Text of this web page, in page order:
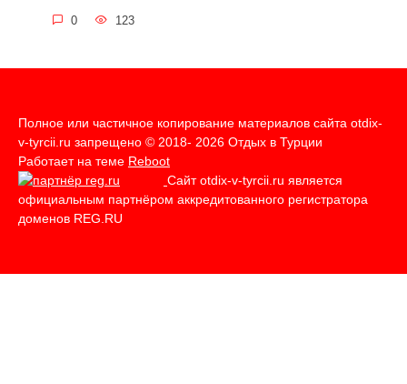
0 123
Полное или частичное копирование материалов сайта otdix-
v-tyrcii.ru запрещено © 2018- 2026 Отдых в Турции
Работает на теме Reboot
Сайт otdix-v-tyrcii.ru является
официальным партнёром аккредитованного регистратора
доменов REG.RU